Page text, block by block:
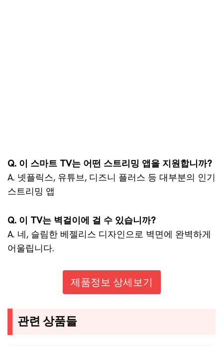
Q. 이 스마트 TV는 어떤 스트리밍 앱을 지원합니까?
A. 넷플릭스, 유튜브, 디즈니 플러스 등 대부분의 인기
스트리밍 앱
Q. 이 TV는 벽걸이에 걸 수 있습니까?
A. 네, 슬림한 베젤리스 디자인으로 벽면에 완벽하게
어울립니다.
제품정보 상세보기
관련 상품들